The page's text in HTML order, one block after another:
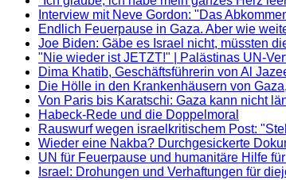
Interview mit Neve Gordon: "Das
Endlich Feuerpause in Gaza. Aber wie
Joe Biden: Gäbe es Israel nicht, müssten
"Nie wieder ist JETZT!" | Palästinas UN-
Dima Khatib, Geschäftsführerin von Al
Die Hölle in den Krankenhäusern von
Von Paris bis Karatschi: Gaza kann nicht
Habeck-Rede und die Doppelmoral
Rauswurf wegen israelkritischem Post:
Wieder eine Nakba? Durchgesickerte
UN für Feuerpause und humanitäre Hilfe
Israel: Drohungen und Verhaftungen für